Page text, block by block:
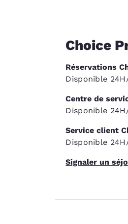
Choice
Réservations
Disponible
Centre de
Disponible
Service client
Disponible
Signaler un